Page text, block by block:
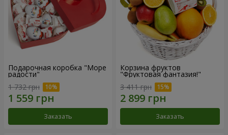
Подарочная коробка "Море
радости"
1 732 грн
Заказать
Корзина фруктов
"Фруктовая фантазия!"
3 411 грн
Заказать